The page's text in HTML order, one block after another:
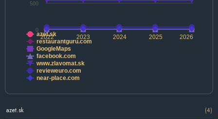
2022 2024 2026
2023 2025
0
500
azet.sk
restaurantguru.com
GoogleMaps
facebook.com
www.zlavomat.sk
revieweuro.com
near-place.com
azet.sk
(4)